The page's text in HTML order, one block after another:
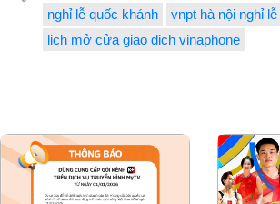
nghỉ lễ quốc khánh
vnpt hà nội nghỉ lễ
lịch mở cửa giao dịch vinaphone